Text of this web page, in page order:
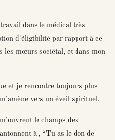
dans le médical très
d'éligibilité par rapport à ce
les mœurs sociétal, et dans mon
et je rencontre toujours plus
vers un éveil spirituel.
le champs des
à , “Tu as le don de